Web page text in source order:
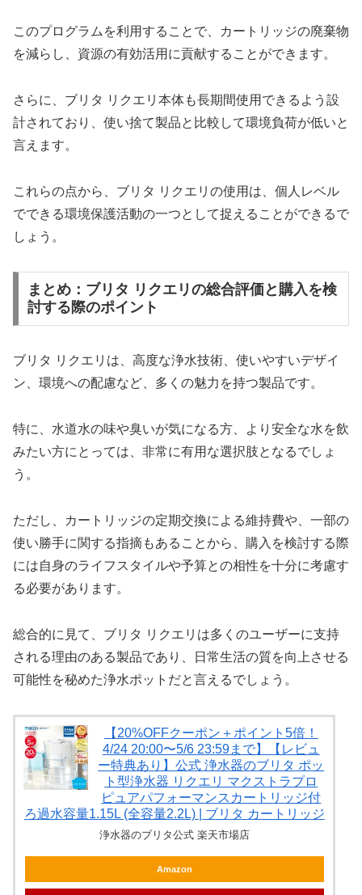
このプログラムを利用することで、カートリッジの廃棄物
を減らし、資源の有効活用に貢献することができます。
さらに、ブリタ リクエリ本体も長期間使用できるよう設
計されており、使い捨て製品と比較して環境負荷が低いと
言えます。
これらの点から、ブリタ リクエリの使用は、個人レベル
でできる環境保護活動の一つとして捉えることができるで
しょう。
まとめ：ブリタ リクエリの総合評価と購入を検
討する際のポイント
ブリタ リクエリは、高度な浄水技術、使いやすいデザイ
ン、環境への配慮など、多くの魅力を持つ製品です。
特に、水道水の味や臭いが気になる方、より安全な水を飲
みたい方にとっては、非常に有用な選択肢となるでしょ
う。
ただし、カートリッジの定期交換による維持費や、一部の
使い勝手に関する指摘もあることから、購入を検討する際
には自身のライフスタイルや予算との相性を十分に考慮す
る必要があります。
総合的に見て、ブリタ リクエリは多くのユーザーに支持
される理由のある製品であり、日常生活の質を向上させる
可能性を秘めた浄水ポットだと言えるでしょう。
【20%OFFクーポン＋ポイント5倍！
4/24 20:00〜5/6 23:59まで】【レビュ
ー特典あり】公式 浄水器のブリタ ポッ
ト型浄水器 リクエリ マクストラプロ
ピュアパフォーマンスカートリッジ付
ろ過水容量1.15L (全容量2.2L) | ブリタ カートリッジ
浄水器のブリタ公式 楽天市場店
Amazon